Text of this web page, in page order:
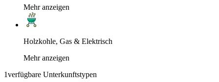
Mehr anzeigen
Holzkohle, Gas & Elektrisch
Mehr anzeigen
1verfügbare Unterkunftstypen